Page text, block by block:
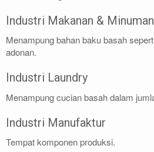
Industri Makanan & Minuman
Menampung bahan baku basah
adonan.
Industri Laundry
Menampung cucian basah dalam
Industri Manufaktur
Tempat komponen produksi.